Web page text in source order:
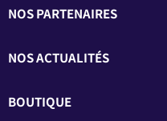
NOS PARTENAIRES
NOS ACTUALITÉS
BOUTIQUE